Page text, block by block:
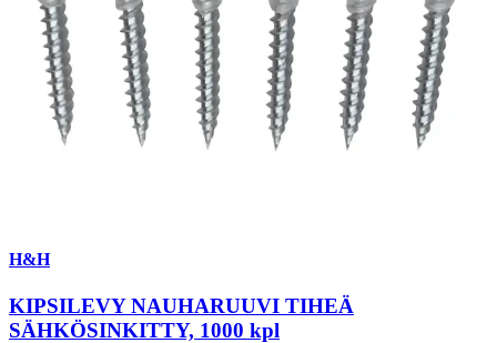
H&H
KIPSILEVY NAUHARUUVI TIHEÄ
SÄHKÖSINKITTY, 1000 kpl